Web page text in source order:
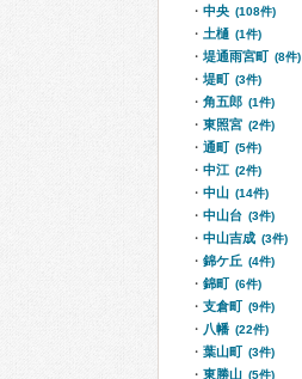
中央 (108件)
土樋 (1件)
堤通雨宮町 (8件)
堤町 (3件)
角五郎 (1件)
東照宮 (2件)
通町 (5件)
中江 (2件)
中山 (14件)
中山台 (3件)
中山吉成 (3件)
錦ケ丘 (4件)
錦町 (6件)
支倉町 (9件)
八幡 (22件)
葉山町 (3件)
東勝山 (5件)